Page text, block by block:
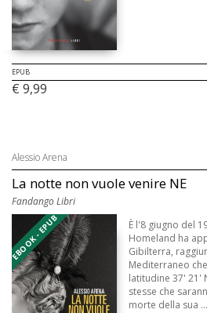
EPUB
€ 9,99
Alessio Arena
La notte non vuole venire NE
Fandango Libri
EBOOK - EPUB
È l'8 giugno del
Homeland ha
Gibilterra,
Mediterraneo
latitudine 37' 21'
stesse che
morte della sua ...